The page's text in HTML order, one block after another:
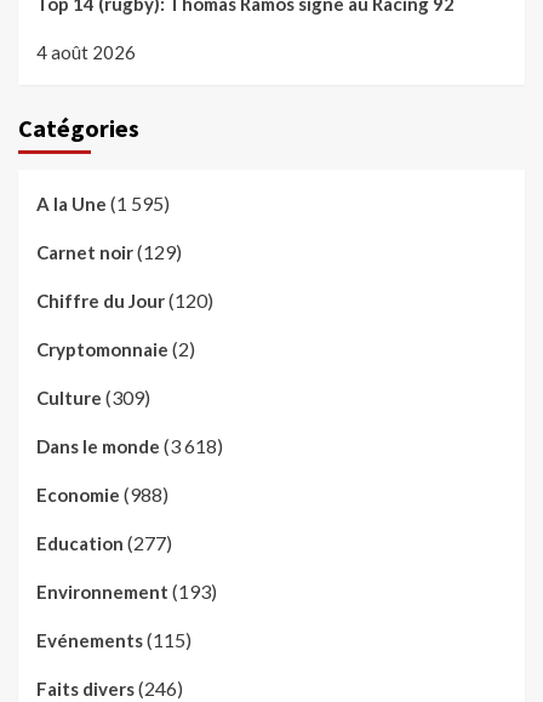
4 août 2026
Catégories
A la Une (1 595)
Carnet noir(129)
Chiffre du Jour(120)
Cryptomonnaie (2)
Culture (309)
Dans le monde (3 618)
Economie (988)
Education (277)
Environnement (193)
Evénements(115)
Faits divers(246)